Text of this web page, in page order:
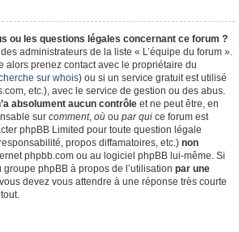
ou les questions légales concernant ce forum ?
administrateurs de la liste « L’équipe du forum ».
alors prenez contact avec le propriétaire du
sur whois) ou si un service gratuit est utilisé
etc.), avec le service de gestion ou des abus.
absolument aucun contrôle et ne peut être, en
sur comment, où ou par qui ce forum est
phpBB Limited pour toute question légale
propos diffamatoires, etc.) non
phpbb.com ou au logiciel phpBB lui-même. Si
phpBB à propos de l’utilisation par une
devez vous attendre à une réponse très courte